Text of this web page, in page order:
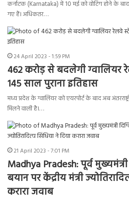
कर्नाटक (Karnataka) में 10 मई को वोटिंग होने के
गए हैं। अधिकतर…
24 April 2023 - 1:59 PM
462 करोड़ से बदलेगी ग्‍वालियर
145 साल पुराना इतिहास
मध्य प्रदेश के ग्वालियर को एयरपोर्ट के बाद अब
मिलने वाली है।…
21 April 2023 - 7:01 PM
Madhya Pradesh: पूर्व
बयान पर केंद्रीय मंत्री
करारा जवाब